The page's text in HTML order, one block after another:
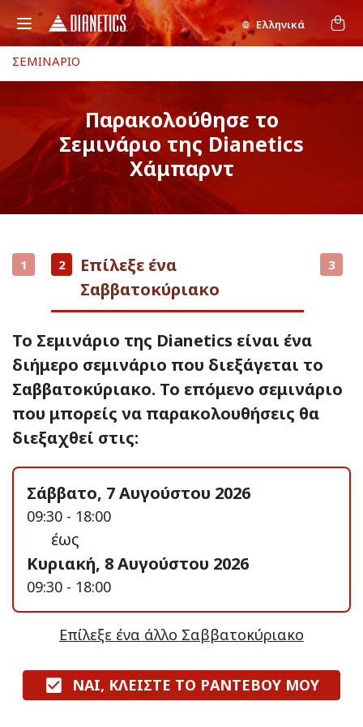
Ελληνικά
ΣΕΜΙΝΑΡΙΟ
Παρακολούθησε το
Σεμινάριο της Dianetics
Χάμπαρντ
1 2
Επίλεξε ένα
Σαββατοκύριακο
3
Το Σεμινάριο της Dianetics είναι ένα
διήμερο σεμινάριο που διεξάγεται το
Σαββατοκύριακο. Το επόμενο σεμινάριο
που μπορείς να παρακολουθήσεις θα
διεξαχθεί στις:
Σάββατο, 7 Αυγούστου 2026
09:30 - 18:00
έως
Κυριακή, 8 Αυγούστου 2026
09:30 - 18:00
Επίλεξε ένα άλλο Σαββατοκύριακο
ΝΑΙ, ΚΛΕΙΣΤΕ ΤΟ ΡΑΝΤΕΒΟΥ ΜΟΥ